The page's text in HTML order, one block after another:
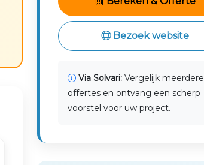
Bezoek website
Via Solvari: Vergelijk meerdere
offertes en ontvang een scherp
voorstel voor uw project.